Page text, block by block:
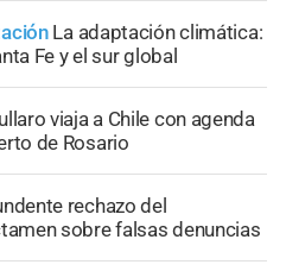
La adaptación climática:
Fe y el sur global
viaja a Chile con agenda
de Rosario
rechazo del
sobre falsas denuncias